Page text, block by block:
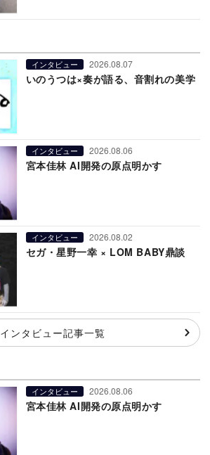
インタビュー 2026.08.07
いのうつは×奏が語る、音割れの美学
インタビュー 2026.08.06
宮本佳林 AI開発の原点明かす
インタビュー 2026.08.02
セガ・星野一幸 × LOM BABY鼎談
インタビュー記事一覧
インタビュー 2026.08.06
宮本佳林 AI開発の原点明かす